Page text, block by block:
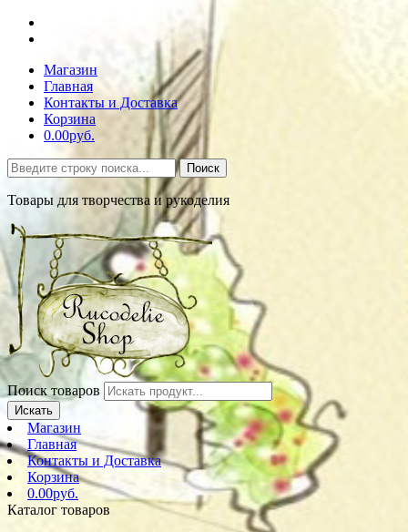
Магазин
Главная
Контакты и Доставка
Корзина
0.00руб.
Поиск
Товары для творчества и рукоделия
Поиск товаров
Искать
Магазин
Главная
Контакты и Доставка
Корзина
0.00руб.
Каталог товаров